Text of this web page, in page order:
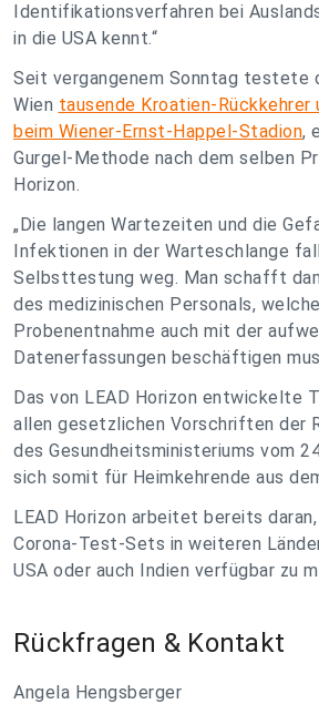
Identifikationsverfahren bei
in die USA kennt.“
Seit vergangenem Sonntag testete
Wien tausende Kroatien-
beim Wiener-Ernst-Happel-Stadion,
Gurgel-Methode nach dem selben
Horizon.
„Die langen Wartezeiten und die
Infektionen in der Warteschlange
Selbsttestung weg. Man schafft
des medizinischen Personals,
Probenentnahme auch mit der
Datenerfassungen beschäftigen
Das von LEAD Horizon entwickelte
allen gesetzlichen Vorschriften der
des Gesundheitsministeriums vom
sich somit für Heimkehrende aus
LEAD Horizon arbeitet bereits
Corona-Test-Sets in weiteren
USA oder auch Indien verfügbar zu
Rückfragen & Kontakt
Angela Hengsberger